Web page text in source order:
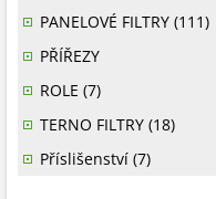
PANELOVÉ FILTRY (111)
PŘÍŘEZY
ROLE (7)
TERNO FILTRY (18)
Příslišenství (7)